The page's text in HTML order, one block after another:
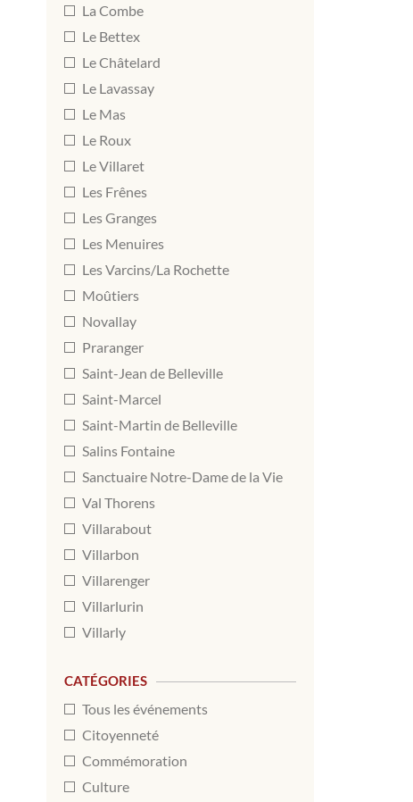
La Combe
Le Bettex
Le Châtelard
Le Lavassay
Le Mas
Le Roux
Le Villaret
Les Frênes
Les Granges
Les Menuires
Les Varcins/La Rochette
Moûtiers
Novallay
Praranger
Saint-Jean de Belleville
Saint-Marcel
Saint-Martin de Belleville
Salins Fontaine
Sanctuaire Notre-Dame de la Vie
Val Thorens
Villarabout
Villarbon
Villarenger
Villarlurin
Villarly
CATÉGORIES
Tous les événements
Citoyenneté
Commémoration
Culture